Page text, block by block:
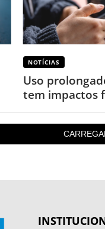
NOTÍCIAS
Uso
tem impactos
o corpo